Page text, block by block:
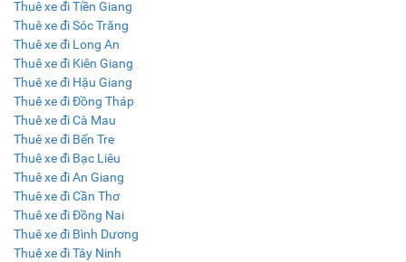
Thuê xe đi Tiền Giang
Thuê xe đi Sóc Trăng
Thuê xe đi Long An
Thuê xe đi Kiên Giang
Thuê xe đi Hậu Giang
Thuê xe đi Đồng Tháp
Thuê xe đi Cà Mau
Thuê xe đi Bến Tre
Thuê xe đi Bạc Liêu
Thuê xe đi An Giang
Thuê xe đi Cần Thơ
Thuê xe đi Đồng Nai
Thuê xe đi Bình Dương
Thuê xe đi Tây Ninh